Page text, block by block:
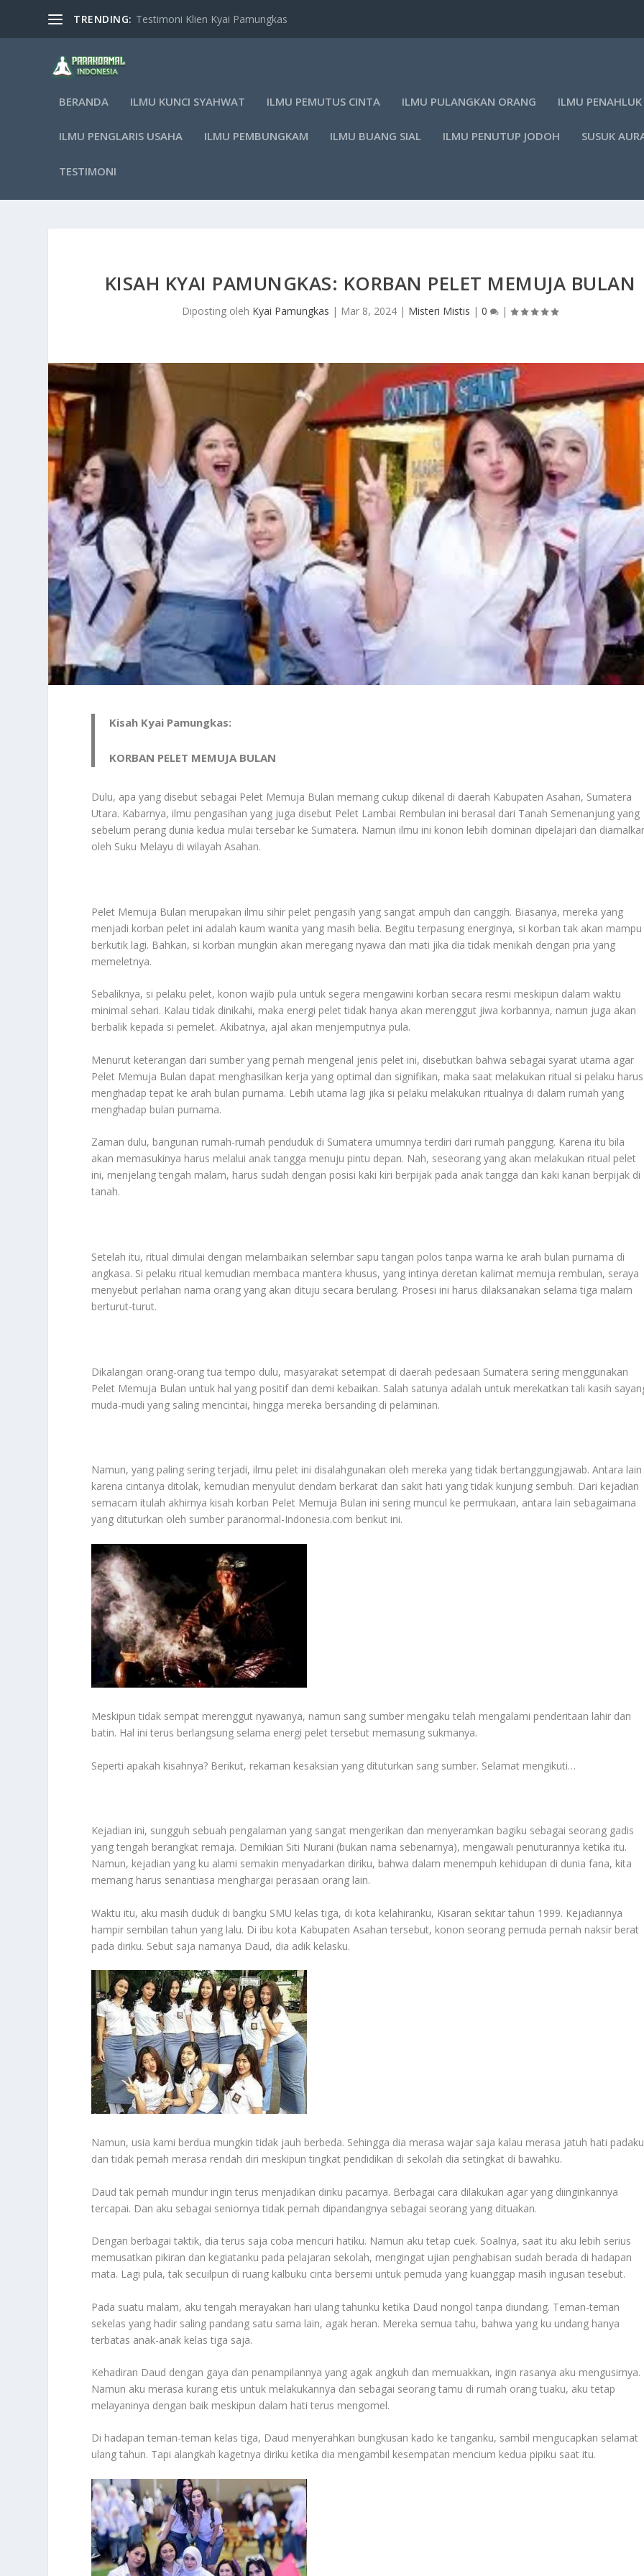
TRENDING: Testimoni Klien Kyai Pamungkas
BERANDA ILMU KUNCI SYAHWAT ILMU PEMUTUS CINTA ILMU PULANGKAN ORANG ILMU
ILMU PENGLARIS USAHA ILMU PEMBUNGKAM ILMU BUANG SIAL ILMU PENUTUP JODOH SUSUK
TESTIMONI
KISAH KYAI PAMUNGKAS: KORBAN PELET MEMUJA BULAN
Diposting oleh Kyai Pamungkas | Mar 8, 2024 | Misteri Mistis |0 |
Kisah Kyai Pamungkas:
KORBAN PELET MEMUJA BULAN
Dulu, apa yang disebut sebagai Pelet Memuja Bulan memang cukup dikenal di daerah Kabupaten Asahan, Sumatera
Utara. Kabarnya, ilmu pengasihan yang juga disebut Pelet Lambai Rembulan ini berasal dari Tanah Semenanjung yang
sebelum perang dunia kedua mulai tersebar ke Sumatera. Namun ilmu ini konon lebih dominan dipelajari dan
oleh Suku Melayu di wilayah Asahan.
Pelet Memuja Bulan merupakan ilmu sihir pelet pengasih yang sangat ampuh dan canggih. Biasanya, mereka yang
menjadi korban pelet ini adalah kaum wanita yang masih belia. Begitu terpasung energinya, si korban tak akan mampu
berkutik lagi. Bahkan, si korban mungkin akan meregang nyawa dan mati jika dia tidak menikah dengan pria yang
memeletnya.
Sebaliknya, si pelaku pelet, konon wajib pula untuk segera mengawini korban secara resmi meskipun dalam waktu
minimal sehari. Kalau tidak dinikahi, maka energi pelet tidak hanya akan merenggut jiwa korbannya, namun juga akan
berbalik kepada si pemelet. Akibatnya, ajal akan menjemputnya pula.
Menurut keterangan dari sumber yang pernah mengenal jenis pelet ini, disebutkan bahwa sebagai syarat utama agar
Pelet Memuja Bulan dapat menghasilkan kerja yang optimal dan signifikan, maka saat melakukan ritual si pelaku harus
menghadap tepat ke arah bulan purnama. Lebih utama lagi jika si pelaku melakukan ritualnya di dalam rumah yang
menghadap bulan purnama.
Zaman dulu, bangunan rumah-rumah penduduk di Sumatera umumnya terdiri dari rumah panggung. Karena itu bila
akan memasukinya harus melalui anak tangga menuju pintu depan. Nah, seseorang yang akan melakukan ritual pelet
ini, menjelang tengah malam, harus sudah dengan posisi kaki kiri berpijak pada anak tangga dan kaki kanan berpijak di
tanah.
Setelah itu, ritual dimulai dengan melambaikan selembar sapu tangan polos tanpa warna ke arah bulan purnama di
angkasa. Si pelaku ritual kemudian membaca mantera khusus, yang intinya deretan kalimat memuja rembulan, seraya
menyebut perlahan nama orang yang akan dituju secara berulang. Prosesi ini harus dilaksanakan selama tiga malam
berturut-turut.
Dikalangan orang-orang tua tempo dulu, masyarakat setempat di daerah pedesaan Sumatera sering menggunakan
Pelet Memuja Bulan untuk hal yang positif dan demi kebaikan. Salah satunya adalah untuk merekatkan tali kasih
muda-mudi yang saling mencintai, hingga mereka bersanding di pelaminan.
Namun, yang paling sering terjadi, ilmu pelet ini disalahgunakan oleh mereka yang tidak bertanggungjawab. Antara lain
karena cintanya ditolak, kemudian menyulut dendam berkarat dan sakit hati yang tidak kunjung sembuh. Dari kejadian
semacam itulah akhirnya kisah korban Pelet Memuja Bulan ini sering muncul ke permukaan, antara lain sebagaimana
yang dituturkan oleh sumber paranormal-Indonesia.com berikut ini.
Meskipun tidak sempat merenggut nyawanya, namun sang sumber mengaku telah mengalami penderitaan lahir dan
batin. Hal ini terus berlangsung selama energi pelet tersebut memasung sukmanya.
Seperti apakah kisahnya? Berikut, rekaman kesaksian yang dituturkan sang sumber. Selamat mengikuti…
Kejadian ini, sungguh sebuah pengalaman yang sangat mengerikan dan menyeramkan bagiku sebagai seorang gadis
yang tengah berangkat remaja. Demikian Siti Nurani (bukan nama sebenarnya), mengawali penuturannya ketika itu.
Namun, kejadian yang ku alami semakin menyadarkan diriku, bahwa dalam menempuh kehidupan di dunia fana, kita
memang harus senantiasa menghargai perasaan orang lain.
Waktu itu, aku masih duduk di bangku SMU kelas tiga, di kota kelahiranku, Kisaran sekitar tahun 1999. Kejadiannya
hampir sembilan tahun yang lalu. Di ibu kota Kabupaten Asahan tersebut, konon seorang pemuda pernah naksir berat
pada diriku. Sebut saja namanya Daud, dia adik kelasku.
Namun, usia kami berdua mungkin tidak jauh berbeda. Sehingga dia merasa wajar saja kalau merasa jatuh hati
dan tidak pernah merasa rendah diri meskipun tingkat pendidikan di sekolah dia setingkat di bawahku.
Daud tak pernah mundur ingin terus menjadikan diriku pacarnya. Berbagai cara dilakukan agar yang diinginkannya
tercapai. Dan aku sebagai seniornya tidak pernah dipandangnya sebagai seorang yang dituakan.
Dengan berbagai taktik, dia terus saja coba mencuri hatiku. Namun aku tetap cuek. Soalnya, saat itu aku lebih serius
memusatkan pikiran dan kegiatanku pada pelajaran sekolah, mengingat ujian penghabisan sudah berada di hadapan
mata. Lagi pula, tak secuilpun di ruang kalbuku cinta bersemi untuk pemuda yang kuanggap masih ingusan tesebut.
Pada suatu malam, aku tengah merayakan hari ulang tahunku ketika Daud nongol tanpa diundang. Teman-teman
sekelas yang hadir saling pandang satu sama lain, agak heran. Mereka semua tahu, bahwa yang ku undang hanya
terbatas anak-anak kelas tiga saja.
Kehadiran Daud dengan gaya dan penampilannya yang agak angkuh dan memuakkan, ingin rasanya aku mengusirnya.
Namun aku merasa kurang etis untuk melakukannya dan sebagai seorang tamu di rumah orang tuaku, aku tetap
melayaninya dengan baik meskipun dalam hati terus mengomel.
Di hadapan teman-teman kelas tiga, Daud menyerahkan bungkusan kado ke tanganku, sambil mengucapkan selamat
ulang tahun. Tapi alangkah kagetnya diriku ketika dia mengambil kesempatan mencium kedua pipiku saat itu.